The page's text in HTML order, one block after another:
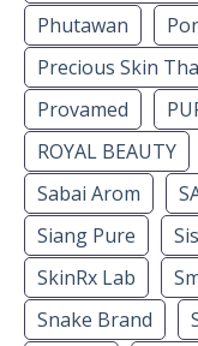
Phutawan
Precious Skin
Provamed
ROYAL BEAUTY
Sabai Arom
Siang Pure
SkinRx Lab
Snake Brand